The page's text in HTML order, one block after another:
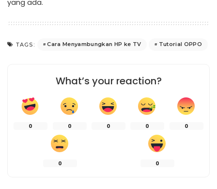
yang ada.
TAGS: Cara Menyambungkan HP ke TV Tutorial OPPO
What’s your reaction?
0 0 0 0 0
0 0